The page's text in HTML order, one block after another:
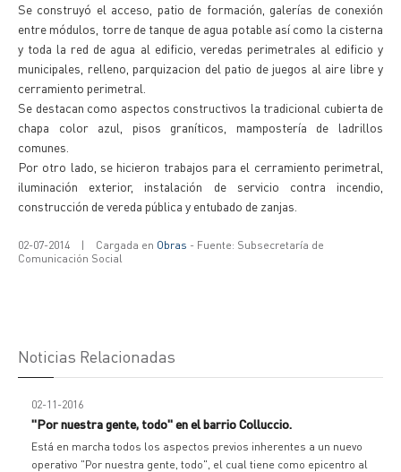
Se construyó el acceso, patio de formación, galerías de conexión
entre módulos, torre de tanque de agua potable así como la cisterna
y toda la red de agua al edificio, veredas perimetrales al edificio y
municipales, relleno, parquizacion del patio de juegos al aire libre y
cerramiento perimetral.
Se destacan como aspectos constructivos la tradicional cubierta de
chapa color azul, pisos graníticos, mampostería de ladrillos
comunes.
Por otro lado, se hicieron trabajos para el cerramiento perimetral,
iluminación exterior, instalación de servicio contra incendio,
construcción de vereda pública y entubado de zanjas.
02-07-2014 | Cargada en Obras - Fuente: Subsecretaría de
Comunicación Social
Noticias Relacionadas
02-11-2016
"Por nuestra gente, todo" en el barrio Colluccio.
Está en marcha todos los aspectos previos inherentes a un nuevo
operativo "Por nuestra gente, todo", el cual tiene como epicentro al